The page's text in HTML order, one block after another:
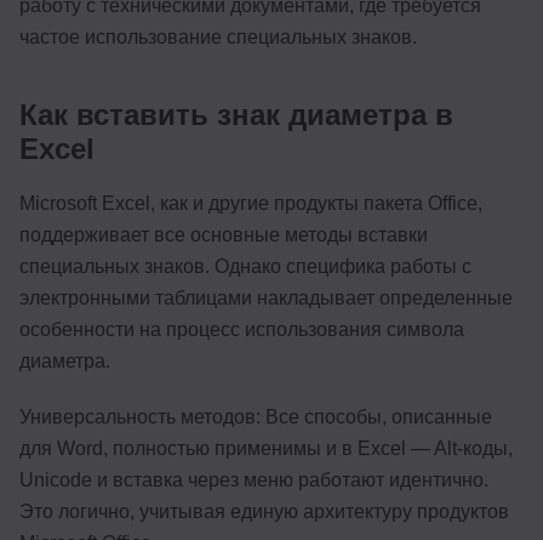
работу с техническими документами, где требуется
частое использование специальных знаков.
Как вставить знак диаметра в
Excel
Microsoft Excel, как и другие продукты пакета Office,
поддерживает все основные методы вставки
специальных знаков. Однако специфика работы с
электронными таблицами накладывает определенные
особенности на процесс использования символа
диаметра.
Универсальность методов: Все способы, описанные
для Word, полностью применимы и в Excel — Alt-коды,
Unicode и вставка через меню работают идентично.
Это логично, учитывая единую архитектуру продуктов